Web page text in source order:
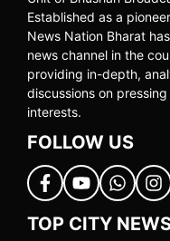
Established as a
News Nation Bharat
news channel in the
providing in-depth,
discussions on
interests.
FOLLOW US
TOP CITY